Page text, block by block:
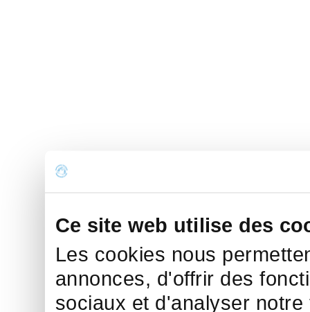
Ce site web utilise des
Les cookies nous
annonces, d'offrir des
sociaux et d'analyser